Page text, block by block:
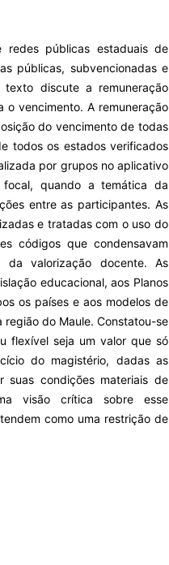
públicas estaduais de
públicas, subvencionadas e
discute a remuneração
vencimento. A remuneração
do vencimento de todas
todos os estados verificados
por grupos no aplicativo
quando a temática da
entre as participantes. As
e tratadas com o uso do
códigos que condensavam
valorização docente. As
educacional, aos Planos
os países e aos modelos de
do Maule. Constatou-se
flexível seja um valor que só
do magistério, dadas as
suas condições materiais de
visão crítica sobre esse
como uma restrição de